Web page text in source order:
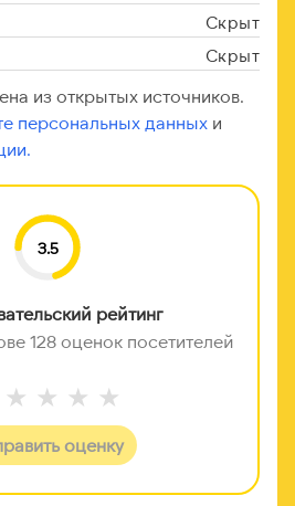
Скрыт
Скрыт
из открытых источников.
персональных данных и
3.5
рейтинг
128 оценок посетителей
★ ★ ★ ★
оценку